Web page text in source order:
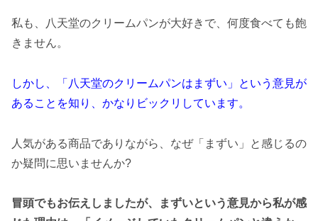
私も、八天堂のクリームパンが大好きで、何度食べても飽
きません。
しかし、「八天堂のクリームパンはまずい」という意見が
あることを知り、かなりビックリしています。
人気がある商品でありながら、なぜ「まずい」と感じるの
か疑問に思いませんか?
冒頭でもお伝えしましたが、まずいという意見から私が感